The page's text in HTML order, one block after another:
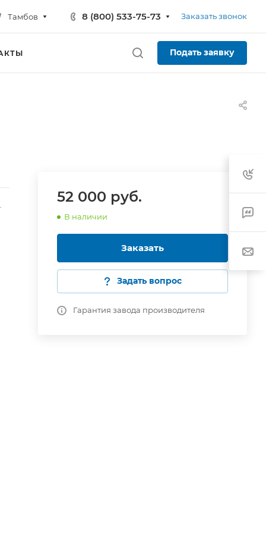
Тамбов 8 (800) 533-75-73 Заказать звонок
Подать заявку
52 000 руб.
В наличии
Заказать
Задать вопрос
Гарантия завода производителя